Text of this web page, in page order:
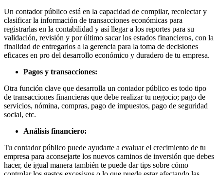
Un contador público está en la capacidad de compilar, recolectar y
clasificar la información de transacciones económicas para
registrarlas en la contabilidad y así llegar a los reportes para su
validación, revisión y por último sacar los estados financieros, con la
finalidad de entregarlos a la gerencia para la toma de decisiones
eficaces en pro del desarrollo económico y duradero de tu empresa.
Pagos y transacciones:
Otra función clave que desarrolla un contador público es todo tipo
de transacciones financieras que debe realizar tu negocio; pago de
servicios, nómina, compras, pago de impuestos, pago de seguridad
social, etc.
Análisis financiero:
Tu contador público puede ayudarte a evaluar el crecimiento de tu
empresa para aconsejarte los nuevos caminos de inversión que debes
hacer, de igual manera también te puede dar tips sobre cómo